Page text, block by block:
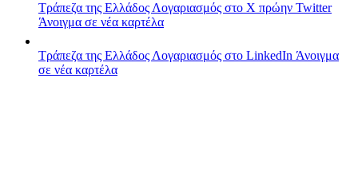
Τράπεζα της Ελλάδος Λογαριασμός στο X πρώην Twitter
Άνοιγμα σε νέα καρτέλα
Τράπεζα της Ελλάδος Λογαριασμός στο LinkedIn Άνοιγμα
σε νέα καρτέλα